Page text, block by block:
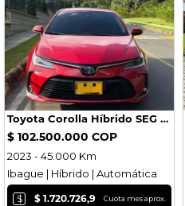
Toyota Corolla Híbrido SEG 2023
$ 102.500.000 COP
2023 - 45.000 Km
Ibague | Híbrido | Automática
$ $ 1.720.726,9 Cuota mes aprox.